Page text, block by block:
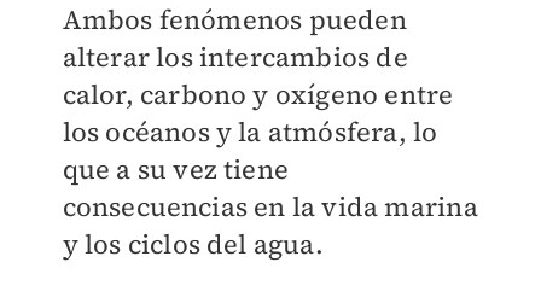
Ambos fenómenos pueden
alterar los intercambios de
calor, carbono y oxígeno entre
los océanos y la atmósfera, lo
que a su vez tiene
consecuencias en la vida marina
y los ciclos del agua.